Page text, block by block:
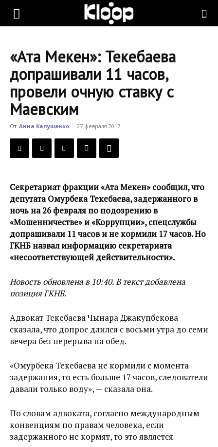
KLOOP.KG
Новости
Кыргызстана
«Ата Мекен»: Текебаева
допрашивали 11 часов,
провели очную ставку с
Маевским
От Анна Капушенко - 27 февраля 2017
Секретариат фракции «Ата Мекен» сообщил, что
депутата Омурбека Текебаева, задержанного в
ночь на 26 февраля по подозрению в
«Мошенничестве» и «Коррупции», спецслужбы
допрашивали 11 часов и не кормили 17 часов. Но
ГКНБ назвал информацию секретариата
«несоответствующей действительности».
Новость обновлена в 10:40. В текст добавлена
позиция ГКНБ.
Адвокат Текебаева Чынара Джакупбекова
сказала, что допрос длился с восьми утра до семи
вечера без перерыва на обед.
«Омурбека Текебаева не кормили с момента
задержания, то есть больше 17 часов, следователи
давали только воду», — сказала она.
По словам адвоката, согласно международным
конвенциям по правам человека, если
задержанного не кормят, то это является